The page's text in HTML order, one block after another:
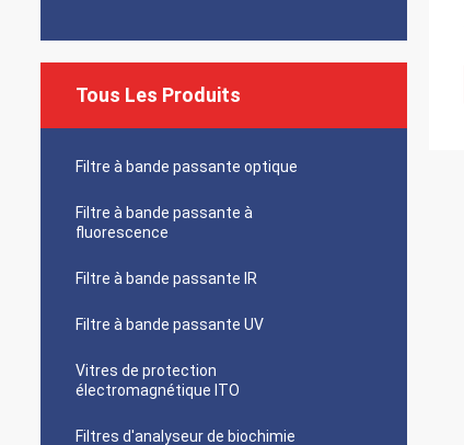
Tous Les Produits
Filtre à bande passante optique
Filtre à bande passante à
fluorescence
Filtre à bande passante IR
Filtre à bande passante UV
Vitres de protection
électromagnétique ITO
Filtres d'analyseur de biochimie